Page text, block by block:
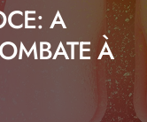
A
À